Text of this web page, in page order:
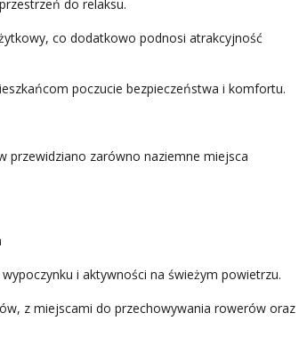
do relaksu.
co dodatkowo podnosi atrakcyjność
poczucie bezpieczeństwa i komfortu.
przewidziano zarówno naziemne miejsca
i aktywności na świeżym powietrzu.
z miejscami do przechowywania rowerów oraz